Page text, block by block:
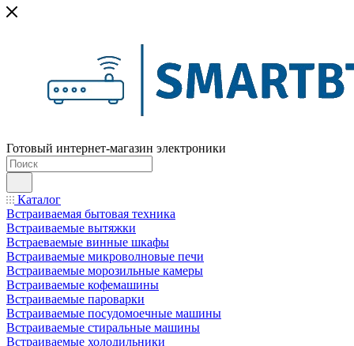
Готовый интернет-магазин электроники
Каталог
Встраиваемая бытовая техника
Встраиваемые вытяжки
Встраеваемые винные шкафы
Встраиваемые микроволновые печи
Встраиваемые морозильные камеры
Встраиваемые кофемашины
Встраиваемые пароварки
Встраиваемые посудомоечные машины
Встраиваемые стиральные машины
Встраиваемые холодильники